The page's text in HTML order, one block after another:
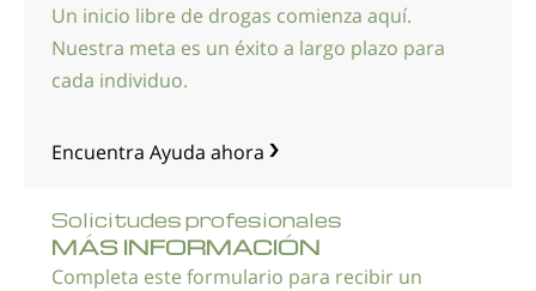
Un inicio libre de drogas comienza aquí.
Nuestra meta es un éxito a largo plazo para
cada individuo.
Encuentra Ayuda ahora
Solicitudes profesionales
MÁS INFORMACIÓN
Completa este formulario para recibir un